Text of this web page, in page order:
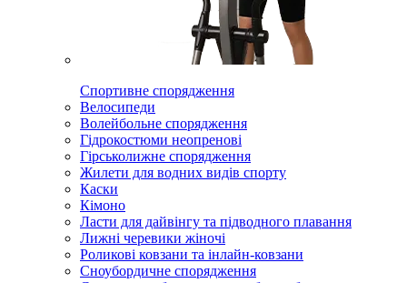
Спортивне спорядження
Велосипеди
Волейбольне спорядження
Гідрокостюми неопренові
Гірськолижне спорядження
Жилети для водних видів спорту
Каски
Кімоно
Ласти для дайвінгу та підводного плавання
Лижні черевики жіночі
Роликові ковзани та інлайн-ковзани
Сноубордичне спорядження